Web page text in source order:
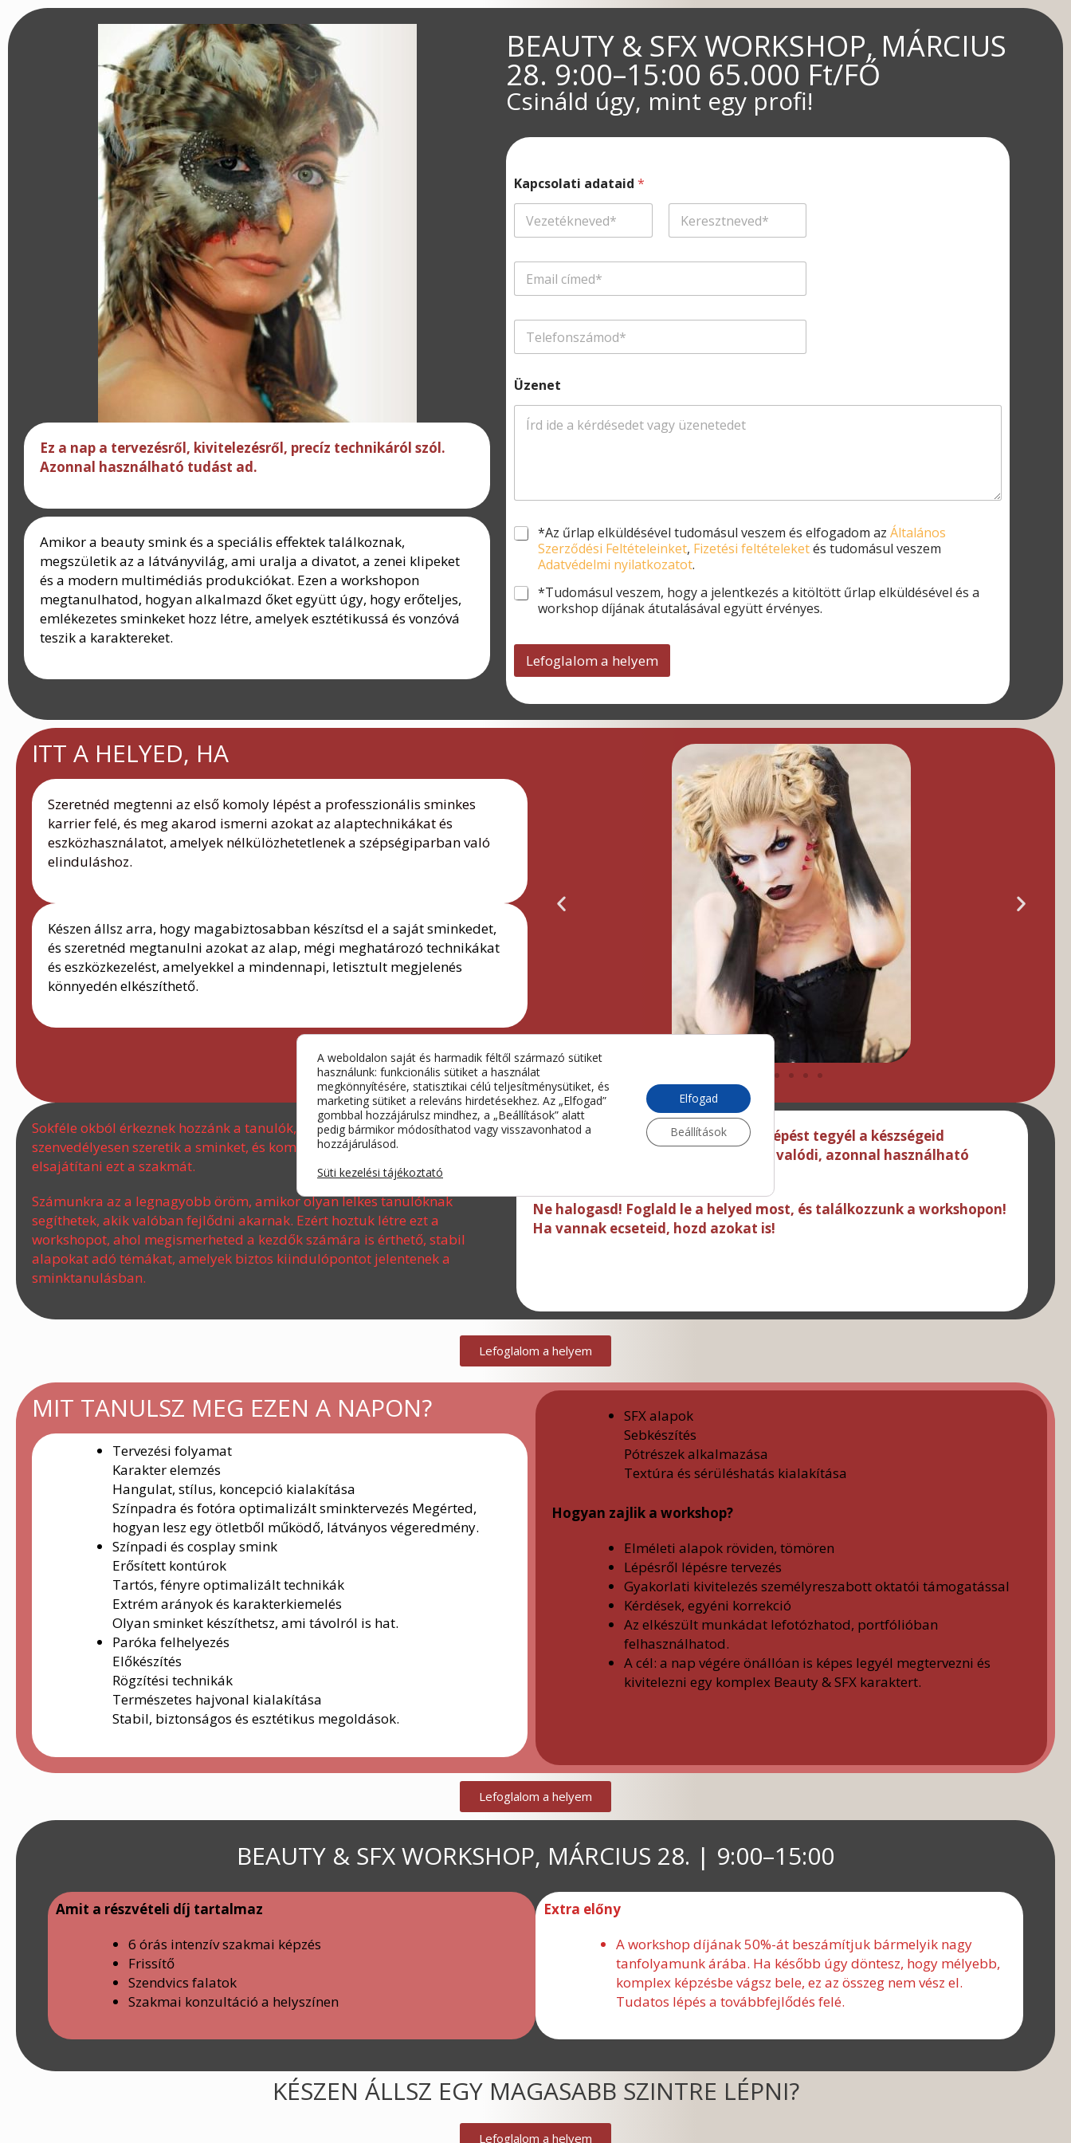
Ez a nap a tervezésről, kivitelezésről, precíz technikáról szól.
Azonnal használható tudást ad.
Amikor a beauty smink és a speciális effektek találkoznak,
megszületik az a látványvilág, ami uralja a divatot, a zenei klipeket
és a modern multimédiás produkciókat. Ezen a workshopon
megtanulhatod, hogyan alkalmazd őket együtt úgy, hogy erőteljes,
emlékezetes sminkeket hozz létre, amelyek esztétikussá és vonzóvá
teszik a karaktereket.
BEAUTY & SFX WORKSHOP, MÁRCIUS
28. 9:00–15:00 65.000 Ft/FŐ
Csináld úgy, mint egy profi!
Kapcsolati adataid*
E
m
*
T
l
f
o
Üzenet
K
i
l
s
*
*Az űrlap elküldésével tudomásul veszem és elfogadom azÁltalános
Szerződési Feltételeinket, Fizetési feltételeketés tudomásul veszem
Adatvédelmi nyilatkozatot.
*Tudomásul veszem, hogy a jelentkezés a kitöltött űrlap elküldésével és a
workshop díjának átutalásával együtt érvényes.
Lefoglalom a helyem
ITT A HELYED, HA
Szeretnéd megtenni az első komoly lépést a professzionális sminkes
karrier felé, és meg akarod ismerni azokat az alaptechnikákat és
eszközhasználatot, amelyek nélkülözhetetlenek a szépségiparban való
elinduláshoz.
Készen állsz arra, hogy magabiztosabban készítsd el a saját sminkedet,
és szeretnéd megtanulni azokat az alap, mégi meghatározó technikákat
és eszközkezelést, amelyekkel a mindennapi, letisztult megjelenés
könnyedén elkészíthető.
Sokféle okból érkeznek hozzánk a tanulók, de egy dolog közös bennük:
szenvedélyesen szeretik a sminket, és komolyan szeretnék magas szinten
elsajátítani ezt a szakmát.
Számunkra az a legnagyobb öröm, amikor olyan lelkes tanulóknak
segíthetek, akik valóban fejlődni akarnak. Ezért hoztuk létre ezt a
workshopot, ahol megismerheted a kezdők számára is érthető, stabil
alapokat adó témákat, amelyek biztos kiindulópontot jelentenek a
sminktanulásban.
Ha készen állsz arra, hogy tudatos lépést tegyél a készségeid
fejlesztése felé, ezen a workshopon valódi, azonnal használható
Ne halogasd! Foglald le a helyed most, és találkozzunk a workshopon!
Ha vannak ecseteid, hozd azokat is!
Lefoglalom a helyem
MIT TANULSZ MEG EZEN A NAPON?
Tervezési folyamat
Karakter elemzés
Hangulat, stílus, koncepció kialakítása
Színpadra és fotóra optimalizált sminktervezés Megérted,
hogyan lesz egy ötletből működő, látványos végeredmény.
Színpadi és cosplay smink
Erősített kontúrok
Tartós, fényre optimalizált technikák
Extrém arányok és karakterkiemelés
Olyan sminket készíthetsz, ami távolról is hat.
Paróka felhelyezés
Előkészítés
Rögzítési technikák
Természetes hajvonal kialakítása
Stabil, biztonságos és esztétikus megoldások.
SFX alapok
Sebkészítés
Pótrészek alkalmazása
Textúra és sérüléshatás kialakítása
Hogyan zajlik a workshop?
Elméleti alapok röviden, tömören
Lépésről lépésre tervezés
Gyakorlati kivitelezés személyreszabott oktatói támogatással
Kérdések, egyéni korrekció
Az elkészült munkádat lefotózhatod, portfólióban
felhasználhatod.
A cél: a nap végére önállóan is képes legyél megtervezni és
kivitelezni egy komplex Beauty & SFX karaktert.
Lefoglalom a helyem
BEAUTY & SFX WORKSHOP, MÁRCIUS 28. | 9:00–15:00
Amit a részvételi díj tartalmaz
6 órás intenzív szakmai képzés
Frissítő
Szendvics falatok
Szakmai konzultáció a helyszínen
Extra előny
A workshop díjának 50%-át beszámítjuk bármelyik nagy
tanfolyamunk árába. Ha később úgy döntesz, hogy mélyebb,
komplex képzésbe vágsz bele, ez az összeg nem vész el.
Tudatos lépés a továbbfejlődés felé.
KÉSZEN ÁLLSZ EGY MAGASABB SZINTRE LÉPNI?
Lefoglalom a helyem
A weboldalon saját és harmadik féltől származó sütiket
használunk: funkcionális sütiket a használat
megkönnyítésére, statisztikai célú teljesítménysütiket, és
marketing sütiket a releváns hirdetésekhez. Az „Elfogad”
gombbal hozzájárulsz mindhez, a „Beállítások” alatt
pedig bármikor módosíthatod vagy visszavonhatod a
hozzájárulásod.
Süti kezelési tájékoztató
Elfogad
Beállítások